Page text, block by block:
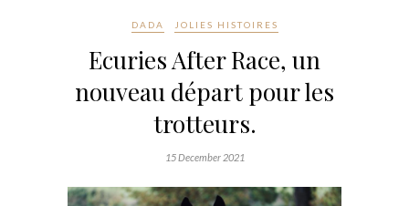
DADA JOLIES HISTOIRES
Ecuries After Race, un
nouveau départ pour les
trotteurs.
15 December 2021